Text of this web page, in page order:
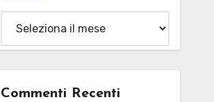
Commenti Recenti